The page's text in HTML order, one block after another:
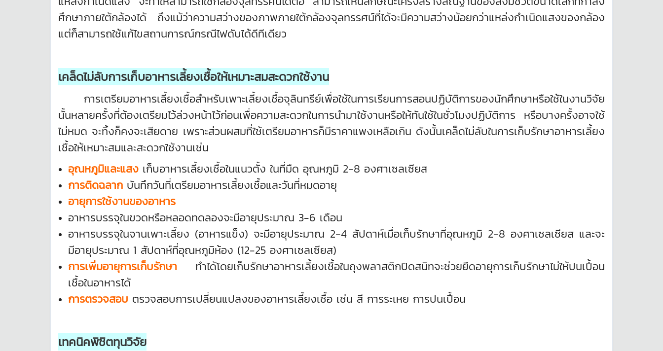
ศึกษาภายใต้กล้องได้ ถึงแม้ว่าความสว่างของภาพภายใต้กล้องจุลทรรศน์ที่ได้จะมีความสว่างน้อยกว่าแหล่งกำเนิดแสงของกล้อง
แต่ก็สามารถใช้แก้ไขสถานการณ์กรณีไฟดับได้ดีทีเดียว
เคล็ดไม่ลับการเก็บอาหารเลี้ยงเชื้อให้เหมาะสมสะดวกใช้งาน
การเตรียมอาหารเลี้ยงเชื้อสำหรับเพาะเลี้ยงเชื้อจุลินทรีย์เพื่อใช้ในการเรียนการสอนปฏิบัติการของนักศึกษาหรือใช้ในงานวิจัย
นั้นหลายครั้งที่ต้องเตรียมไว้ล่วงหน้าไว้ก่อนเพื่อความสะดวกในการนำมาใช้งานหรือให้ทันใช้ในชั่วโมงปฏิบัติการ หรือบางครั้งอาจใช้
ไม่หมด จะทิ้งก็คงจะเสียดาย เพราะส่วนผสมที่ใช้เตรียมอาหารก็มีราคาแพงเหลือเกิน ดังนั้นเคล็ดไม่ลับในการเก็บรักษาอาหารเลี้ยง
เชื้อให้เหมาะสมและสะดวกใช้งานเช่น
อุณหภูมิและแสง เก็บอาหารเลี้ยงเชื้อในแนวตั้ง ในที่มืด อุณหภูมิ 2-8 องศาเซลเซียส
การติดฉลาก บันทึกวันที่เตรียมอาหารเลี้ยงเชื้อและวันที่หมดอายุ
อายุการใช้งานของอาหาร
อาหารบรรจุในขวดหรือหลอดทดลองจะมีอายุประมาณ 3-6 เดือน
อาหารบรรจุในจานเพาะเลี้ยง (อาหารแข็ง) จะมีอายุประมาณ 2-4 สัปดาห์เมื่อเก็บรักษาที่อุณหภูมิ 2-8 องศาเซลเซียส และจะ
มีอายุประมาณ 1 สัปดาห์ที่อุณหภูมิห้อง (12-25 องศาเซลเซียส)
การเพิ่มอายุการเก็บรักษา ทำได้โดยเก็บรักษาอาหารเลี้ยงเชื้อในถุงพลาสติกปิดสนิทจะช่วยยืดอายุการเก็บรักษาไม่ให้ปนเปื้อน
เชื้อในอาหารได้
การตรวจสอบ ตรวจสอบการเปลี่ยนแปลงของอาหารเลี้ยงเชื้อ เช่น สี การระเหย การปนเปื้อน
เทคนิคพิชิตทุนวิจัย